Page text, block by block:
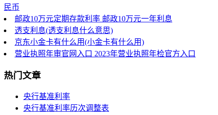
民币
邮政10万元定期存款利率 邮政10万元一年利息
透支利息(透支利息什么意思)
京东小金卡有什么用(小金卡有什么用)
营业执照年审官网入口 2023年营业执照年检官方入口
热门文章
央行基准利率
央行基准利率历次调整表